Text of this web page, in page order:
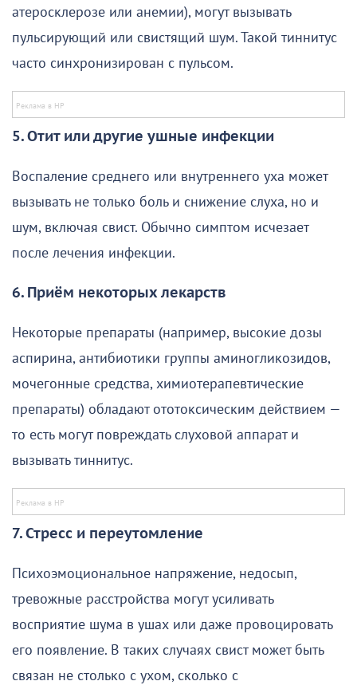
атеросклерозе или анемии), могут вызывать
пульсирующий или свистящий шум. Такой тиннитус
часто синхронизирован с пульсом.
5. Отит или другие ушные инфекции
Воспаление среднего или внутреннего уха может
вызывать не только боль и снижение слуха, но и
шум, включая свист. Обычно симптом исчезает
после лечения инфекции.
6. Приём некоторых лекарств
Некоторые препараты (например, высокие дозы
аспирина, антибиотики группы аминогликозидов,
мочегонные средства, химиотерапевтические
препараты) обладают ототоксическим действием —
то есть могут повреждать слуховой аппарат и
вызывать тиннитус.
7. Стресс и переутомление
Психоэмоциональное напряжение, недосып,
тревожные расстройства могут усиливать
восприятие шума в ушах или даже провоцировать
его появление. В таких случаях свист может быть
связан не столько с ухом, сколько с